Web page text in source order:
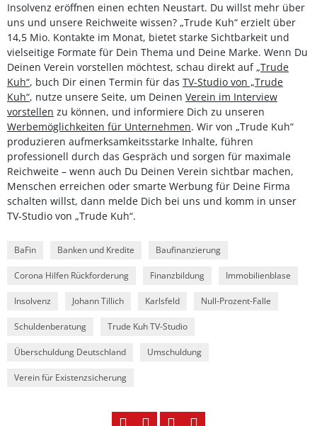
Insolvenz eröffnen einen echten Neustart. Du willst mehr über
uns und unsere Reichweite wissen? „Trude Kuh“ erzielt über
14,5 Mio. Kontakte im Monat, bietet starke Sichtbarkeit und
vielseitige Formate für Dein Thema und Deine Marke. Wenn Du
Deinen Verein vorstellen möchtest, schau direkt auf„Trude
Kuh“, buch Dir einen Termin für das TV-Studio von „Trude
Kuh“, nutze unsere Seite, um Deinen Verein im Interview
vorstellen zu können, und informiere Dich zu unseren
Werbemöglichkeiten für Unternehmen. Wir von „Trude Kuh“
produzieren aufmerksamkeitsstarke Inhalte, führen
professionell durch das Gespräch und sorgen für maximale
Reichweite – wenn auch Du Deinen Verein sichtbar machen,
Menschen erreichen oder smarte Werbung für Deine Firma
schalten willst, dann melde Dich bei uns und komm in unser
TV-Studio von „Trude Kuh“.
BaFin Banken und Kredite Baufinanzierung
Corona Hilfen Rückforderung Finanzbildung Immobilienblase
Insolvenz Johann Tillich Karlsfeld Null-Prozent-Falle
Schuldenberatung Trude Kuh TV-Studio
Überschuldung Deutschland Umschuldung
Verein für Existenzsicherung